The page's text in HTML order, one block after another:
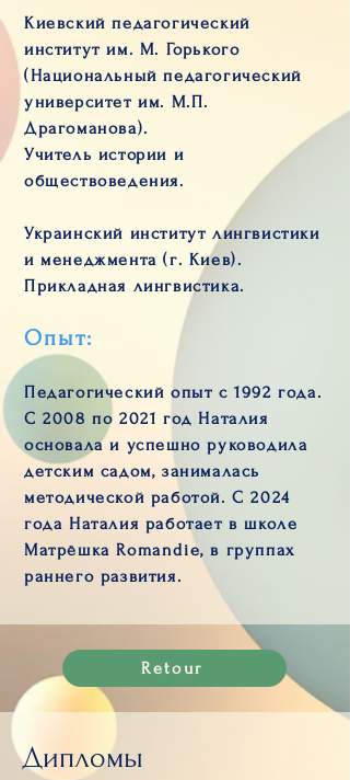
Киевский педагогический
институт им. М. Горького
(Национальный педагогический
университет им. М.П.
Драгоманова).
Учитель истории и
обществоведения.
Украинский институт лингвистики
и менеджмента (г. Киев).
Прикладная лингвистика.
Опыт:
Педагогический опыт с 1992 года.
С 2008 по 2021 год Наталия
основала и успешно руководила
детским садом, занималась
методической работой. С 2024
года Наталия работает в школе
Матрёшка Romandie, в группах
раннего развития.
Retour
Дипломы